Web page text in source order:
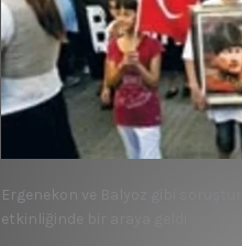
Ergenekon ve Balyoz gibi
etkinliğinde bir araya geldi